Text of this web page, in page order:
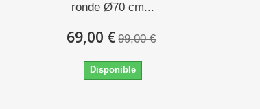
ronde Ø70 cm...
69,00 € 99,00 €
Disponible